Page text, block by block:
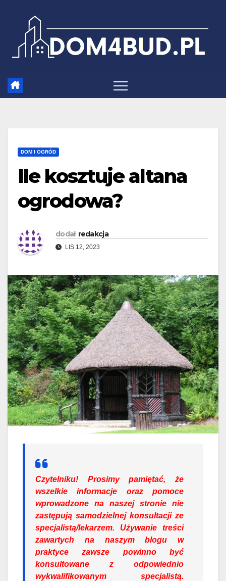
DOM I OGRÓD
Ile kosztuje altana
ogrodowa?
dodał redakcja
LIS 12, 2023
Czytelniku! Prosimy pamiętać, że
wszelkie informacje oraz pomoce
wprowadzone na naszej stronie nie
zastępują samodzielnej konsultacji ze
specjalistą/lekarzem. Używanie treści
zawartych na naszym blogu w
praktyce zawsze powinno być
konsultowane z odpowiednio
wykwalifikowanym specjalistą.